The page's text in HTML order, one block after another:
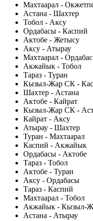
Махтаарал -
Астана - Шахтер
Тобол - Аксу
Ордабасы - Каспий
Актобе - Жетысу
Аксу - Атырау
Махтаарал -
Акжайык - Тобол
Тараз - Туран
Кызыл-Жар СК -
Шахтер - Астана
Актобе - Кайрат
Кызыл-Жар СК -
Кайрат - Аксу
Атырау - Шахтер
Туран - Махтаарал
Каспий - Акжайык
Ордабасы - Актобе
Тараз - Тобол
Актобе - Туран
Аксу - Ордабасы
Тараз - Каспий
Махтаарал - Тобол
Акжайык - Кызыл-
Астана - Атырау